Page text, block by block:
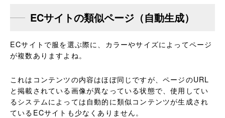
ECサイトの類似ページ（自動生成）
ECサイトで服を選ぶ際に、カラーやサイズによってページ
が複数ありますよね。
これはコンテンツの内容はほぼ同じですが、ページのURL
と掲載されている画像が異なっている状態で、使用してい
るシステムによっては自動的に類似コンテンツが生成され
ているECサイトも少なくありません。